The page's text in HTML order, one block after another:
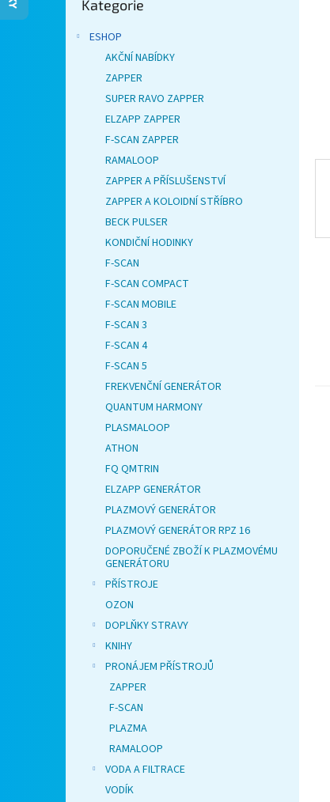
kategorie
Kategorie
ESHOP
AKČNÍ NABÍDKY
ZAPPER
SUPER RAVO ZAPPER
ELZAPP ZAPPER
F-SCAN ZAPPER
RAMALOOP
ZAPPER A PŘÍSLUŠENSTVÍ
ZAPPER A KOLOIDNÍ STŘÍBRO
BECK PULSER
KONDIČNÍ HODINKY
F-SCAN
F-SCAN COMPACT
F-SCAN MOBILE
F-SCAN 3
F-SCAN 4
F-SCAN 5
FREKVENČNÍ GENERÁTOR
QUANTUM HARMONY
PLASMALOOP
ATHON
FQ QMTRIN
ELZAPP GENERÁTOR
PLAZMOVÝ GENERÁTOR
PLAZMOVÝ GENERÁTOR RPZ 16
DOPORUČENÉ ZBOŽÍ K PLAZMOVÉMU
GENERÁTORU
PŘÍSTROJE
OZON
DOPLŇKY STRAVY
KNIHY
PRONÁJEM PŘÍSTROJŮ
ZAPPER
F-SCAN
PLAZMA
RAMALOOP
VODA A FILTRACE
VODÍK